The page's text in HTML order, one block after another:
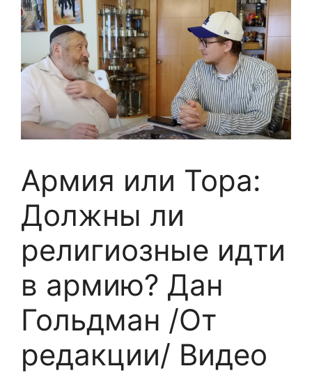
Армия или Тора:
Должны ли
религиозные идти
в армию? Дан
Гольдман /От
редакции/ Видео